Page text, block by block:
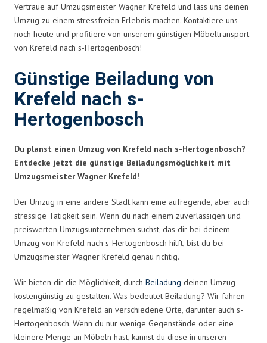
Vertraue auf Umzugsmeister Wagner Krefeld und lass uns deinen
Umzug zu einem stressfreien Erlebnis machen. Kontaktiere uns
noch heute und profitiere von unserem günstigen Möbeltransport
von Krefeld nach s-Hertogenbosch!
Günstige Beiladung von
Krefeld nach s-
Hertogenbosch
Du planst einen Umzug von Krefeld nach s-Hertogenbosch?
Entdecke jetzt die günstige Beiladungsmöglichkeit mit
Umzugsmeister Wagner Krefeld!
Der Umzug in eine andere Stadt kann eine aufregende, aber auch
stressige Tätigkeit sein. Wenn du nach einem zuverlässigen und
preiswerten Umzugsunternehmen suchst, das dir bei deinem
Umzug von Krefeld nach s-Hertogenbosch hilft, bist du bei
Umzugsmeister Wagner Krefeld genau richtig.
Wir bieten dir die Möglichkeit, durch Beiladung deinen Umzug
kostengünstig zu gestalten. Was bedeutet Beiladung? Wir fahren
regelmäßig von Krefeld an verschiedene Orte, darunter auch s-
Hertogenbosch. Wenn du nur wenige Gegenstände oder eine
kleinere Menge an Möbeln hast, kannst du diese in unseren